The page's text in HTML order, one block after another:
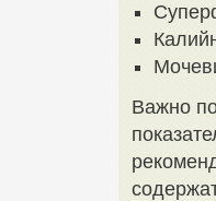
Важно